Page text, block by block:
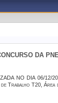
DA
NO DIA 06/
Trabalho T20, Área